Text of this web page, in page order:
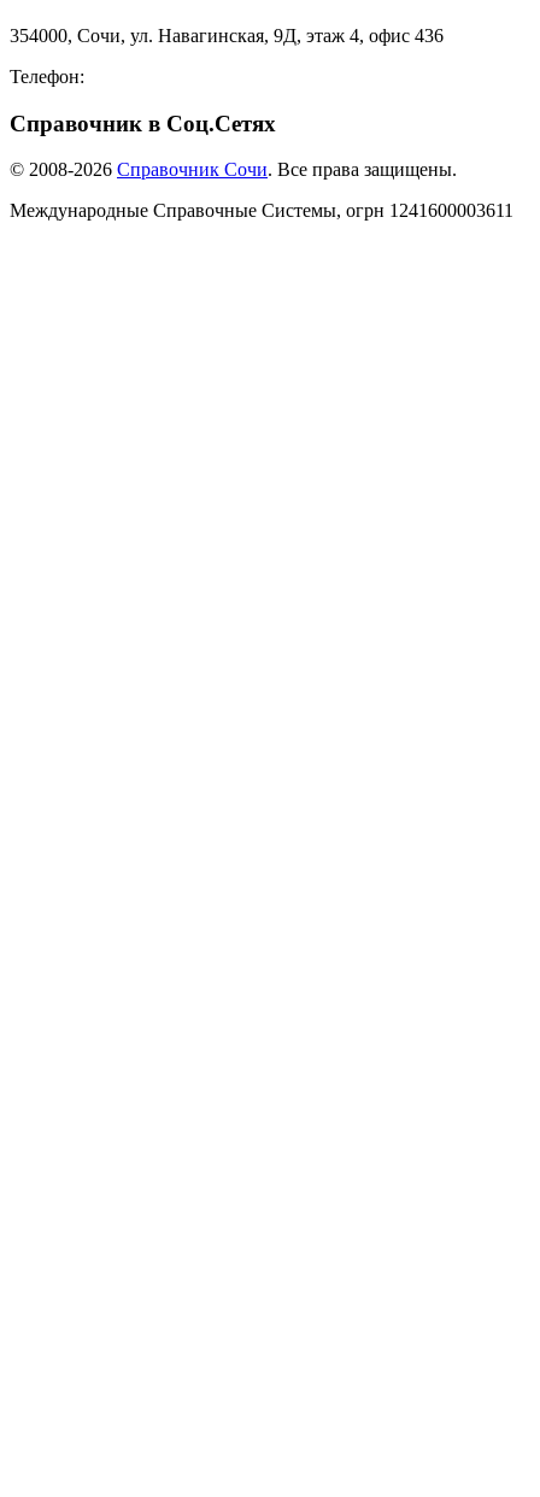
354000, Сочи, ул. Навагинская, 9Д, этаж 4, офис 436
Телефон:
Справочник в Соц.Сетях
© 2008-2026 Справочник Сочи. Все права защищены.
Международные Справочные Системы, огрн 1241600003611